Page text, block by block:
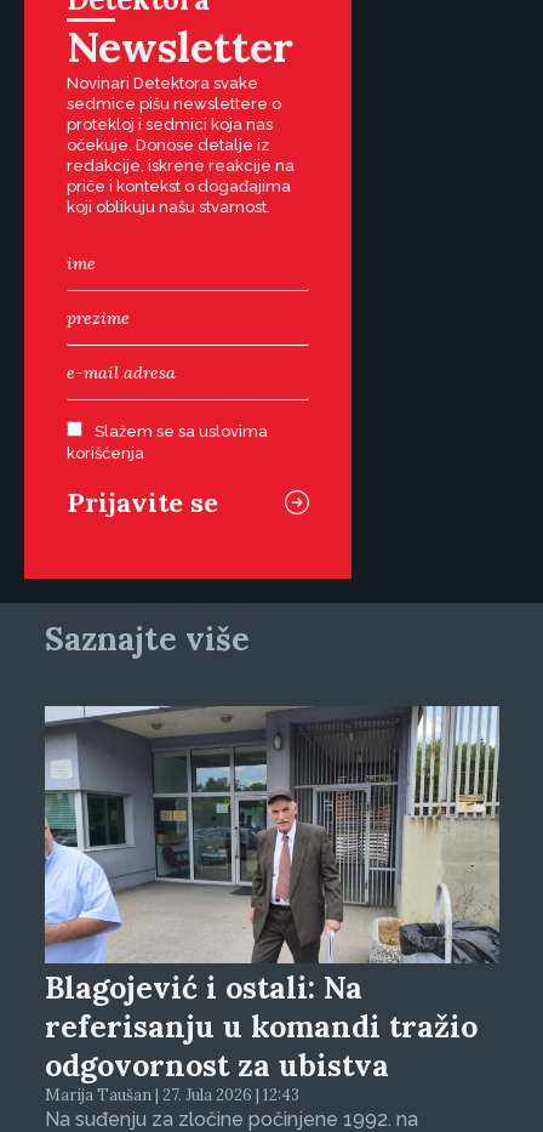
Newsletter
Novinari Detektora svake
sedmice pišu newslettere o
protekloj i sedmici koja nas
očekuje. Donose detalje iz
redakcije, iskrene reakcije na
priče i kontekst o događajima
koji oblikuju našu stvarnost.
Slažem se sa uslovima
korišćenja
Saznajte više
Blagojević i ostali: Na
referisanju u komandi tražio
odgovornost za ubistva
Marija Taušan | 27. Jula 2026 | 12:43
Na suđenju za zločine počinjene 1992. na